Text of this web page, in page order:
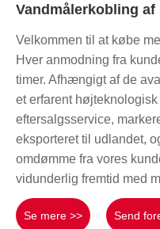
Vandmålerkobling af
Velkommen til at købe
Hver anmodning fra
timer. Afhængigt af de
et erfarent
eftersalgsservice,
eksporteret til udlandet,
omdømme fra vores
vidunderlig fremtid med
Se mere >> Send